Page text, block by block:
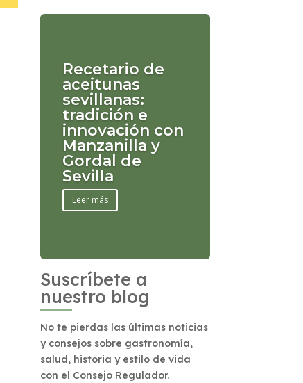
Recetario de
aceitunas
sevillanas:
tradición e
innovación con
Manzanilla y
Gordal de
Sevilla
Leer más
Suscríbete a
nuestro blog
No te pierdas las últimas noticias
y consejos sobre gastronomía,
salud, historia y estilo de vida
con el Consejo Regulador.